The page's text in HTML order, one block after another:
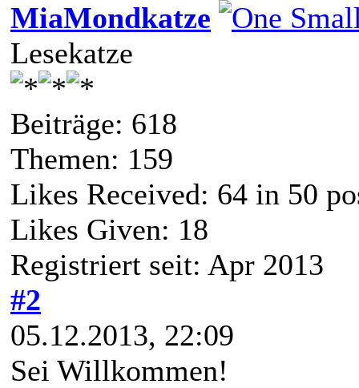
MiaMondkatze
Lesekatze
Beiträge: 618
Themen: 159
Likes Received: 64 in 50
Likes Given: 18
Registriert seit: Apr 2013
#2
05.12.2013, 22:09
Sei Willkommen!